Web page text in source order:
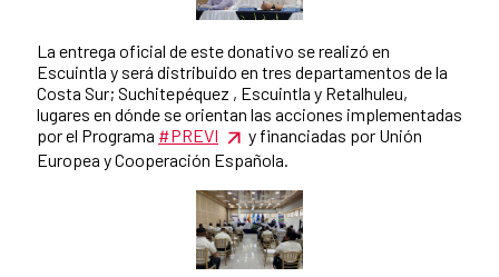
La entrega oficial de este donativo se realizó en
Escuintla y será distribuido en tres departamentos de la
Costa Sur; Suchitepéquez , Escuintla y Retalhuleu,
lugares en dónde se orientan las acciones implementadas
por el Programa #PREVI
y financiadas por Unión
Europea y Cooperación Española.